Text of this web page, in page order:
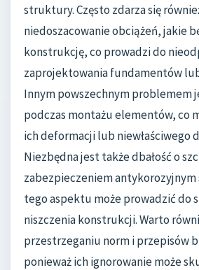
struktury. Często zdarza się
niedoszacowanie obciążeń, jakie
konstrukcję, co prowadzi do
zaprojektowania fundamentów
Innym powszechnym problemem
podczas montażu elementów, co
ich deformacji lub niewłaściwego
Niezbędna jest także dbałość o
zabezpieczeniem
tego aspektu może prowadzić do
niszczenia konstrukcji. Warto
przestrzeganiu norm i przepisów
ponieważ ich ignorowanie może